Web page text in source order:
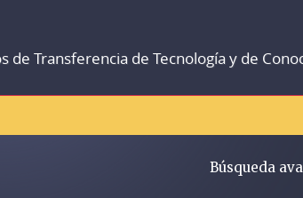
de Transferencia de Tecnología y de
Búsqueda